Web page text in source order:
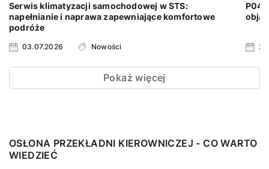
Serwis klimatyzacji samochodowej w STS:
napełnianie i naprawa zapewniające komfortowe
podróże
03.07.2026 Nowości
Pokaż więcej
OSŁONA PRZEKŁADNI KIEROWNICZEJ - CO WARTO
WIEDZIEĆ